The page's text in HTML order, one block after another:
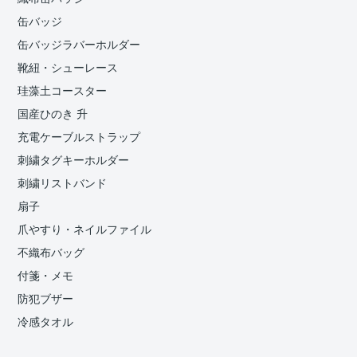
缶バッジ
缶バッジラバーホルダー
靴紐・シューレース
珪藻土コースター
国産ひのき 升
充電ケーブルストラップ
刺繍タグキーホルダー
刺繍リストバンド
扇子
爪やすり・ネイルファイル
不織布バッグ
付箋・メモ
防犯ブザー
冷感タオル